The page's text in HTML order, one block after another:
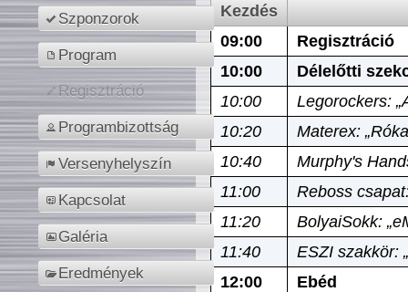
Szponzorok
Program
Regisztráció
Programbizottság
Versenyhelyszín
Kapcsolat
Galéria
Eredmények
Kezdés
09:00
Regisztráció
10:00
Délelőtti
10:00
Legorockers:
10:20
Materex:
10:40
Murphy's
11:00
Reboss
11:20
BolyaiSokk:
11:40
ESZI szakkör:
12:00
Ebéd